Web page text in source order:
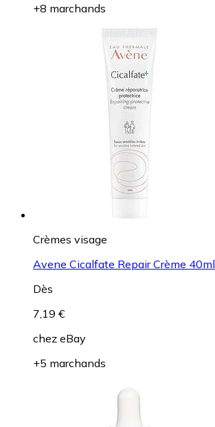
+8 marchands
Crèmes visage
Avene Cicalfate Repair Crème 40ml
Dès
7,19 €
chez eBay
+5 marchands